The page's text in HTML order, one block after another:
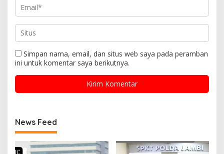
Simpan nama, email, dan situs web saya pada peramban
ini untuk komentar saya berikutnya.
News Feed